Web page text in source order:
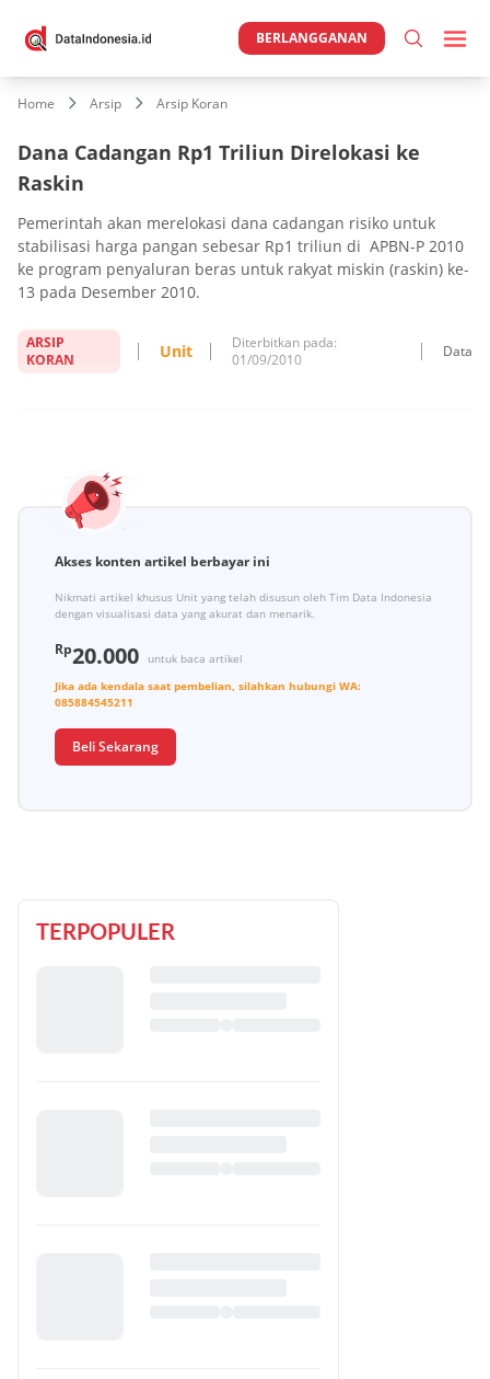
BERLANGGANAN
Home Arsip Arsip Koran
Dana Cadangan Rp1 Triliun Direlokasi ke
Raskin
Pemerintah akan merelokasi dana cadangan risiko untuk
stabilisasi harga pangan sebesar Rp1 triliun di APBN-P 2010
ke program penyaluran beras untuk rakyat miskin (raskin) ke-
13 pada Desember 2010.
ARSIP
KORAN
Unit
Diterbitkan pada:
01/09/2010
Data
Akses konten artikel berbayar ini
Nikmati artikel khusus Unit yang telah disusun oleh Tim Data Indonesia
dengan visualisasi data yang akurat dan menarik.
Rp20.000
untuk baca artikel
Jika ada kendala saat pembelian, silahkan hubungi WA:
085884545211
Beli Sekarang
TERPOPULER